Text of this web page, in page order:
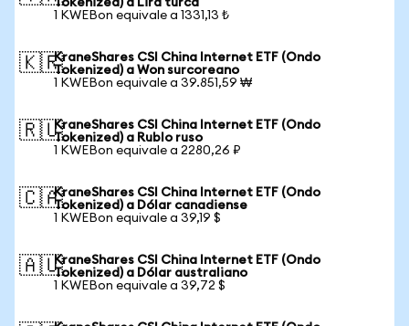
Tokenized) a Lira turca
1 KWEBon equivale a 1331,13 ₺
🇰🇷KraneShares CSI China Internet ETF (Ondo
Tokenized) a Won surcoreano
1 KWEBon equivale a 39.851,59 ₩
🇷🇺KraneShares CSI China Internet ETF (Ondo
Tokenized) a Rublo ruso
1 KWEBon equivale a 2280,26 ₽
🇨🇦KraneShares CSI China Internet ETF (Ondo
Tokenized) a Dólar canadiense
1 KWEBon equivale a 39,19 $
🇦🇺KraneShares CSI China Internet ETF (Ondo
Tokenized) a Dólar australiano
1 KWEBon equivale a 39,72 $